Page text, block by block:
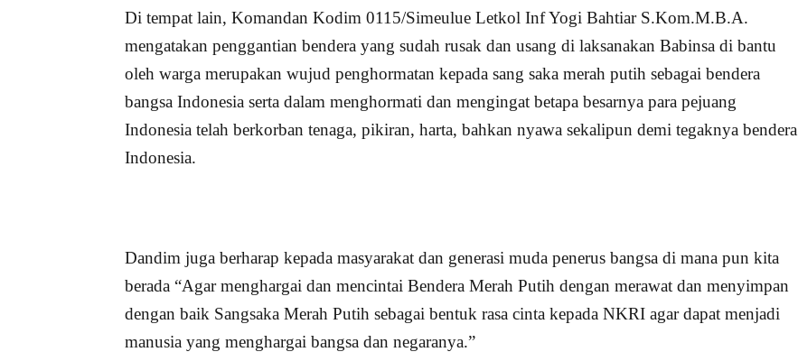
Di tempat lain, Komandan Kodim 0115/Simeulue Letkol Inf Yogi Bahtiar S.Kom.M.B.A.
mengatakan penggantian bendera yang sudah rusak dan usang di laksanakan Babinsa di bantu
oleh warga merupakan wujud penghormatan kepada sang saka merah putih sebagai bendera
bangsa Indonesia serta dalam menghormati dan mengingat betapa besarnya para pejuang
Indonesia telah berkorban tenaga, pikiran, harta, bahkan nyawa sekalipun demi tegaknya bendera
Indonesia.
Dandim juga berharap kepada masyarakat dan generasi muda penerus bangsa di mana pun kita
berada “Agar menghargai dan mencintai Bendera Merah Putih dengan merawat dan menyimpan
dengan baik Sangsaka Merah Putih sebagai bentuk rasa cinta kepada NKRI agar dapat menjadi
manusia yang menghargai bangsa dan negaranya.”